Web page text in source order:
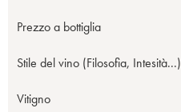
Prezzo a bottiglia
Stile del vino (Filosofia, Intesità...)
Vitigno